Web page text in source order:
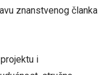
znanstvenog članka
i